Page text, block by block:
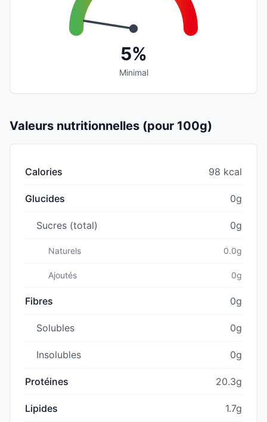
5%
Minimal
Valeurs nutritionnelles (pour 100g)
Calories 98 kcal
Glucides 0g
Sucres (total) 0g
Naturels 0.0g
Ajoutés 0g
Fibres 0g
Solubles 0g
Insolubles 0g
Protéines 20.3g
Lipides 1.7g